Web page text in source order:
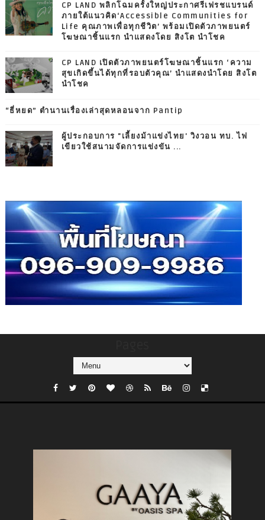
CP LAND พลิกโฉมครั้งใหญ่ประกาศรีเฟรชแบรนด์
ภายใต้แนวคิด‘Accessible Communities for
Life คุณภาพเพื่อทุกชีวิต’ พร้อมเปิดตัวภาพยนตร์
โฆษณาชิ้นแรก นำแสดงโดย สิงโต นำโชค
CP LAND เปิดตัวภาพยนตร์โฆษณาชิ้นแรก ‘ความ
สุขเกิดขึ้นได้ทุกที่รอบตัวคุณ’ นำแสดงนำโดย สิงโต
นำโชค
“ธี่หยด” ตำนานเรื่องเล่าสุดหลอนจาก Pantip
ผู้ประกอบการ "เลี้ยงม้าแข่งไทย' วิงวอน ทบ. ไฟ
เขียวใช้สนามจัดการแข่งขัน ...